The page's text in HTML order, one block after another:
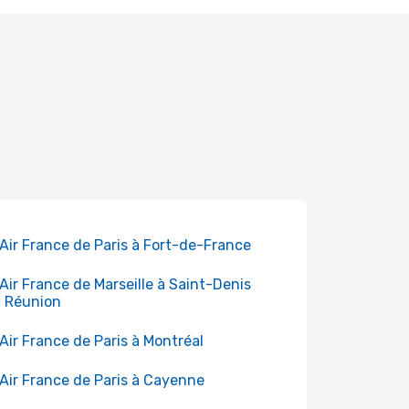
France de Paris à Fort-de-France
France de Marseille à Saint-Denis
Réunion
France de Paris à Montréal
France de Paris à Cayenne